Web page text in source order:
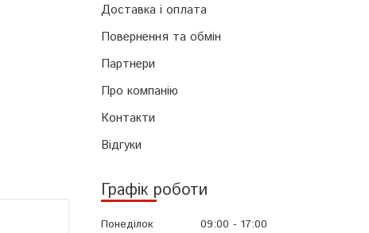
Доставка і оплата
Повернення та обмін
Партнери
Про компанію
Контакти
Відгуки
Графік роботи
Понеділок 09:00
17:00